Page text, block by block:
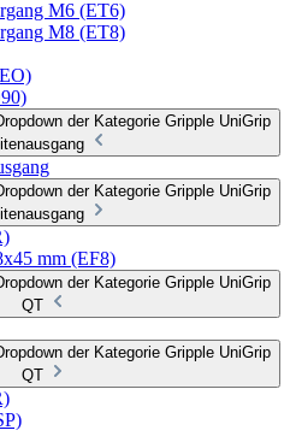
M6 (ET6)
M8 (ET8)
der Kategorie Gripple UniGrip
der Kategorie Gripple UniGrip
mm (EF8)
der Kategorie Gripple UniGrip
QT
der Kategorie Gripple UniGrip
QT